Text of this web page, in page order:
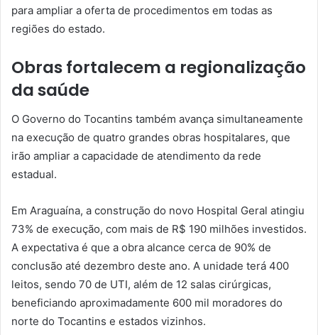
para ampliar a oferta de procedimentos em todas as
regiões do estado.
Obras fortalecem a regionalização
da saúde
O Governo do Tocantins também avança simultaneamente
na execução de quatro grandes obras hospitalares, que
irão ampliar a capacidade de atendimento da rede
estadual.
Em Araguaína, a construção do novo Hospital Geral atingiu
73% de execução, com mais de R$ 190 milhões investidos.
A expectativa é que a obra alcance cerca de 90% de
conclusão até dezembro deste ano. A unidade terá 400
leitos, sendo 70 de UTI, além de 12 salas cirúrgicas,
beneficiando aproximadamente 600 mil moradores do
norte do Tocantins e estados vizinhos.